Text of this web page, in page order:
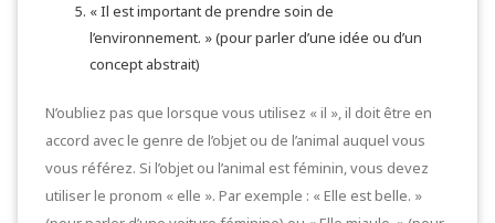
« Il est important de prendre soin de
l’environnement. » (pour parler d’une idée ou d’un
concept abstrait)
N’oubliez pas que lorsque vous utilisez « il », il doit être en
accord avec le genre de l’objet ou de l’animal auquel vous
vous référez. Si l’objet ou l’animal est féminin, vous devez
utiliser le pronom « elle ». Par exemple : « Elle est belle. »